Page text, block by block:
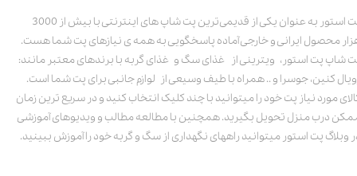
پت استور به عنوان یکی از قدیمی‌ترین پت شاپ های اینترنتی با بیش از 3000
محصول ایرانی و خارجی آماده پاسخگویی به همه ی نیازهای پت شما هست.
شاپ پت استور، ویترینی از غذای سگ و غذای گربه با برندهای معتبر مانند:
کنین، جوسرا و .. همراه با طیف وسیعی از لوازم جانبی برای پت شما است.
مورد نیاز پت خود را میتوانید با چند کلیک انتخاب کنید و در سریع ترین زمان
درب منزل تحویل بگیرید. همچنین با مطالعه مطالب و ویدیوهای آموزشی
وبلاگ پت استور میتوانید راههای نگهداری از سگ و گربه خود را آموزش ببینید.